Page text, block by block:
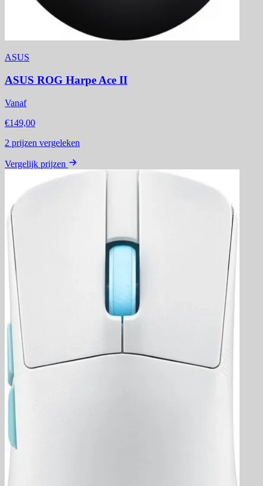
ASUS
ASUS ROG Harpe Ace II
Vanaf
€149,00
2 prijzen vergeleken
Vergelijk prijzen